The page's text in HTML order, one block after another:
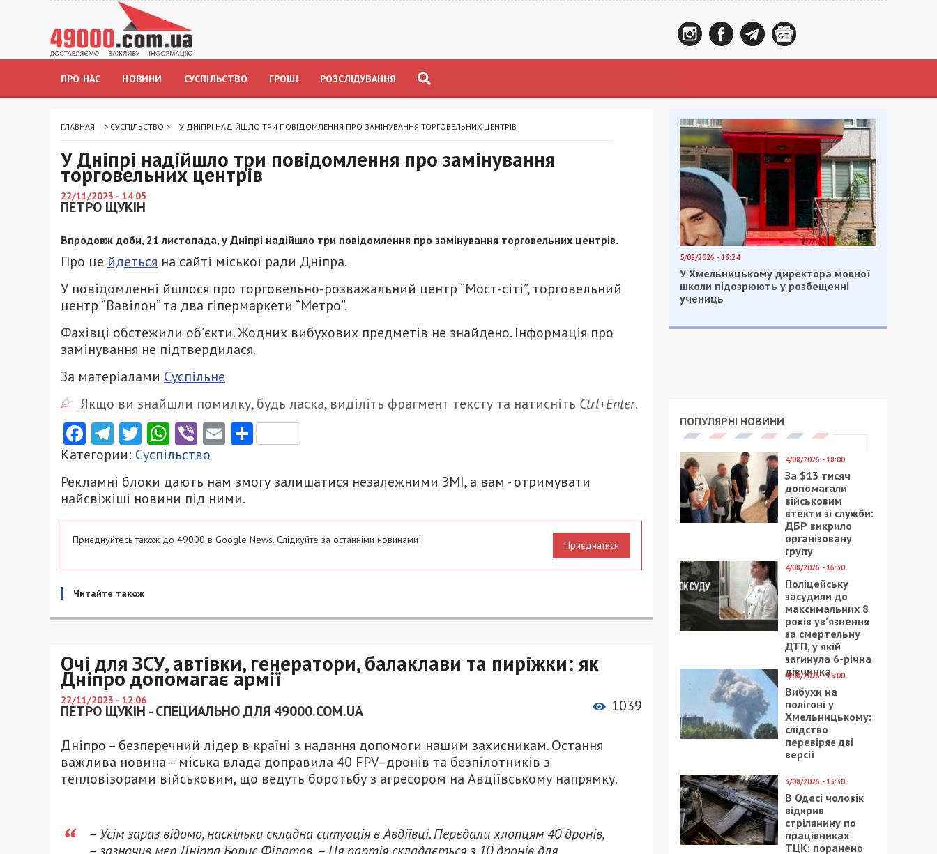
ПРО НАС НОВИНИ СУСПІЛЬСТВО ГРОШІ РОЗСЛІДУВАННЯ
ГЛАВНАЯ > СУСПІЛЬСТВО > У ДНІПРІ НАДІЙШЛО ТРИ ПОВІДОМЛЕННЯ ПРО ЗАМІНУВАННЯ ТОРГОВЕЛЬНИХ ЦЕНТРІВ
У Дніпрі надійшло три повідомлення про замінування
торговельних центрів
22/11/2023 - 14:05
ПЕТРО ЩУКІН
Впродовж доби, 21 листопада, у Дніпрі надійшло три повідомлення про замінування торговельних центрів.
Про це йдеться на сайті міської ради Дніпра.
У повідомленні йшлося про торговельно-розважальний центр “Мост-сіті”, торговельний
центр “Вавілон” та два гіпермаркети “Метро”.
Фахівці обстежили об’єкти. Жодних вибухових предметів не знайдено. Інформація про
замінування не підтвердилася.
За матеріалами Суспільне
Якщо ви знайшли помилку, будь ласка, виділіть фрагмент тексту та натисніть Ctrl+Enter.
Facebook
Telegram
Twitter
WhatsApp
ViberEmailПоділитися
Категории: Суспільство
Рекламні блоки дають нам змогу залишатися незалежними ЗМІ, а вам - отримувати
найсвіжіші новини під ними.
Приєднуйтесь також до 49000 в Google News. Слідкуйте за останніми новинами! Приєднатися
Читайте також
Очі для ЗСУ, автівки, генератори, балаклави та пиріжки: як
Дніпро допомагає армії
22/11/2023 - 12:06
ПЕТРО ЩУКІН - СПЕЦИАЛЬНО ДЛЯ 49000.COM.UA 1039
Дніпро – безперечний лідер в країні з надання допомоги нашим захисникам. Остання
важлива новина – міська влада доправила 40 FPV–дронів та безпілотників з
тепловізорами військовим, що ведуть боротьбу з агресором на Авдіївському напрямку.
– Усім зараз відомо, наскільки складна ситуація в Авдіївці. Передали хлопцям 40 дронів,
5/08/2026 - 13:24
У Хмельницькому директора мовної
школи підозрюють у розбещенні
учениць
ПОПУЛЯРНІ НОВИНИ
4/08/2026 - 18:00
За $13 тисяч
допомагали
військовим
втекти зі служби:
ДБР викрило
організовану
групу
4/08/2026 - 16:30
Поліцейську
засудили до
максимальних 8
років ув’язнення
за смертельну
ДТП, у якій
загинула 6-річна
дівчинка
4/08/2026 - 15:00
Вибухи на
полігоні у
Хмельницькому:
слідство
перевіряє дві
версії
3/08/2026 - 13:30
В Одесі чоловік
відкрив
стрілянину по
працівниках
ТЦК: поранено